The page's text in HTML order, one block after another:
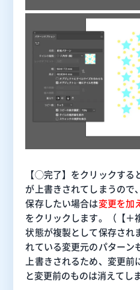
【◯完了】をクリックする
が上書きされてしまうので
保存したい場合は変更を加
をクリックします。（【＋
状態が複製として保存され
れている変更元のパターン
上書きされるため、変更前
と変更前のものは消えてし